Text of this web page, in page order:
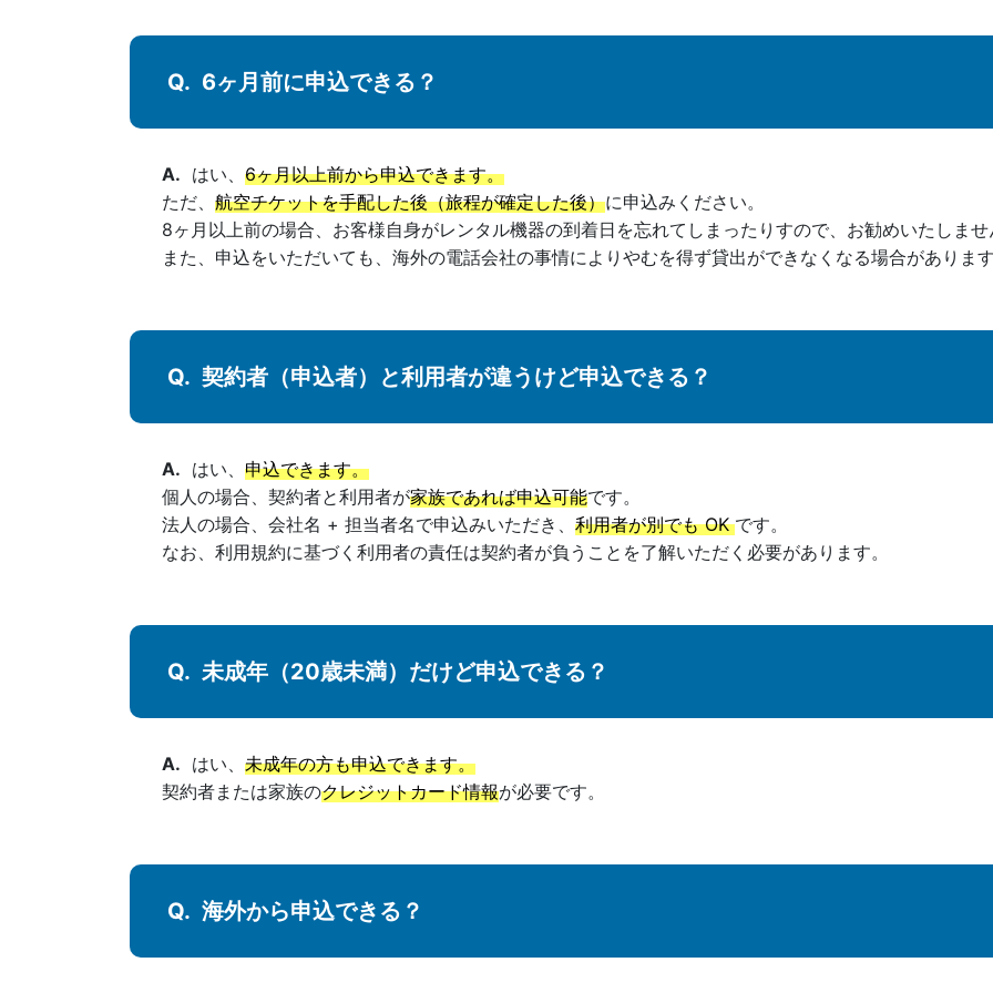
6ヶ月前に申込できる？
はい、 6ヶ月以上前から申込できます。
ただ、 航空チケットを手配した後（旅程が確定した後）に申込みください。
8ヶ月以上前の場合、お客様自身がレンタル機器の到着日を忘れてしまったりすので、お勧めいたしませ
また、申込をいただいても、海外の電話会社の事情によりやむを得ず貸出ができなくなる場合があります
契約者（申込者）と利用者が違うけど申込できる？
はい、 申込できます。
個人の場合、契約者と利用者が家族であれば申込可能です。
法人の場合、会社名 + 担当者名で申込みいただき、 利用者が別でも OKです。
なお、利用規約に基づく利用者の責任は契約者が負うことを了解いただく必要があります。
未成年（20歳未満）だけど申込できる？
はい、 未成年の方も申込できます。
契約者または家族のクレジットカード情報が必要です。
海外から申込できる？